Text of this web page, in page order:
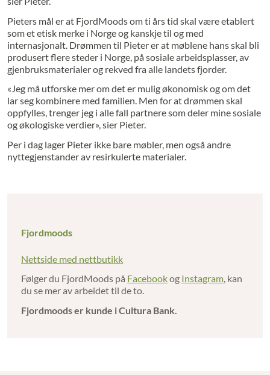
Pieters mål er at FjordMoods om ti års tid skal være etablert
som et etisk merke i Norge og kanskje til og med
internasjonalt. Drømmen til Pieter er at møblene hans skal bli
produsert flere steder i Norge, på sosiale arbeidsplasser, av
gjenbruksmaterialer og rekved fra alle landets fjorder.
«Jeg må utforske mer om det er mulig økonomisk og om det
lar seg kombinere med familien. Men for at drømmen skal
oppfylles, trenger jeg i alle fall partnere som deler mine sosiale
og økologiske verdier», sier Pieter.
Per i dag lager Pieter ikke bare møbler, men også andre
nyttegjenstander av resirkulerte materialer.
Fjordmoods
Nettside med nettbutikk
Følger du FjordMoods på Facebookog Instagram, kan
du se mer av arbeidet til de to.
Fjordmoods er kunde i Cultura Bank.